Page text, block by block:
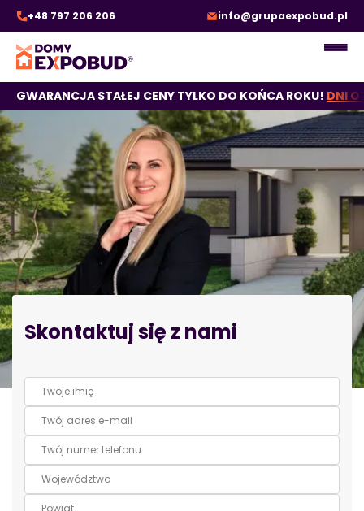
+48 797 206 206 info@grupaexpobud.pl
GWARANCJA STAŁEJ CENY TYLKO DO KOŃCA ROKU! DNI
Magda Sieradzka
Skontaktuj się z nami